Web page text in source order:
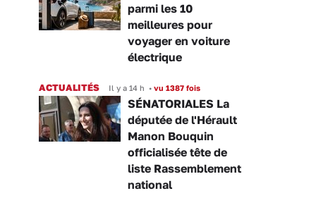
parmi les 10
meilleures pour
voyager en voiture
électrique
ACTUALITÉS Il y a 14 h • vu 1387 fois
SÉNATORIALES La
députée de l'Hérault
Manon Bouquin
officialisée tête de
liste Rassemblement
national